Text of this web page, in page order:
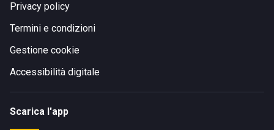
Privacy policy
Termini e condizioni
Gestione cookie
Accessibilità digitale
Scarica l'app